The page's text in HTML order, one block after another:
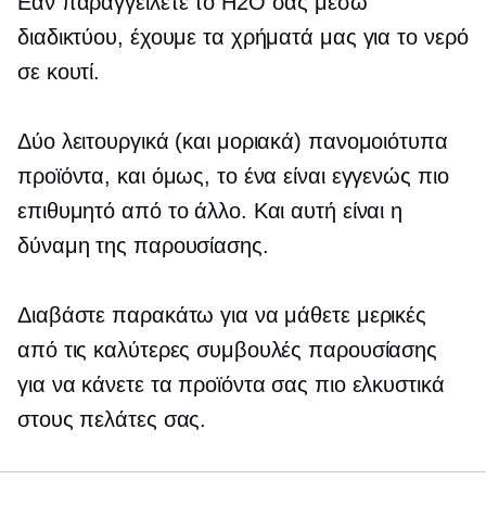
διαδικτύου, έχουμε τα χρήματά μας για το νερό
σε κουτί.
Δύο λειτουργικά (και μοριακά) πανομοιότυπα
προϊόντα, και όμως, το ένα είναι εγγενώς πιο
επιθυμητό από το άλλο. Και αυτή είναι η
δύναμη της παρουσίασης.
Διαβάστε παρακάτω για να μάθετε μερικές
από τις καλύτερες συμβουλές παρουσίασης
για να κάνετε τα προϊόντα σας πιο ελκυστικά
στους πελάτες σας.